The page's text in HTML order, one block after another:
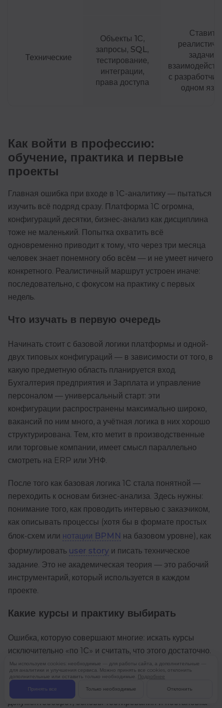
Технические
Объекты 1С,
запросы, SQL,
тестирование,
интеграции,
права доступа
Ставить
задачи и
с
одном
Как войти в профессию:
обучение, практика и первые
проекты
Главная ошибка при входе в 1С-аналитику — пытаться
изучить всё подряд сразу. Платформа 1С огромна,
конфигураций десятки, бизнес-анализ как дисциплина
тоже не маленький. Попытка охватить всё
одновременно приводит к тому, что через три месяца
человек знает понемногу обо всём — и не умеет ничего
конкретного. Реалистичный маршрут устроен иначе:
последовательно, с фокусом на практику с первых
недель.
Что изучать в первую очередь
Начинать стоит с базовой логики платформы и одной-
двух типовых конфигураций — в зависимости от того, в
какую предметную область планируется вход.
Бухгалтерия предприятия и Зарплата и управление
персоналом — универсальный старт: эти
конфигурации распространены максимально широко,
вакансий по ним много, а учётная логика в них хорошо
структурирована. Тем, кто метит в производственные
или торговые компании, имеет смысл параллельно
смотреть на ERP или УНФ.
После того как базовая логика 1С стала понятной —
переходить к основам бизнес-анализа. Здесь нужны:
понимание того, как проводить интервью с заказчиком,
как описывать процессы (хотя бы в формате простых
блок-схем или нотации BPMN на базовом уровне), как
формулировать user story и писать техническое
задание. Это не академическая теория — это рабочий
инструментарий, который используется в каждом
проекте.
Какие курсы и практику выбирать
Ошибка, которую совершают многие: искать курсы
исключительно «по 1С» и считать, что этого достаточно.
На практике выходит иначе — 1С-аналитику
формируют сразу несколько направлений обучения:
сама платформа, бизнес-анализ, учётные процессы,
документооборот, основы тестирования и постановка
Мы используем cookies: необходимые — для работы сайта, а дополнительные —
для аналитики и улучшения сервиса. Можно принять все cookies, отклонить
дополнительные или оставить только необходимые. Подробнее
Принять все
Только необходимые Отклонить